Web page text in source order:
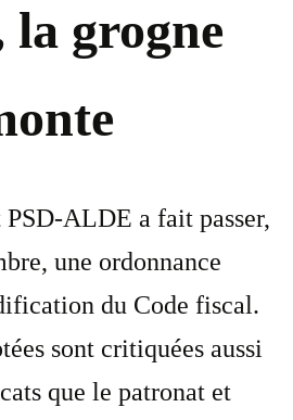
la grogne
ALDE a fait passer,
une ordonnance
du Code fiscal.
sont critiquées aussi
que le patronat et